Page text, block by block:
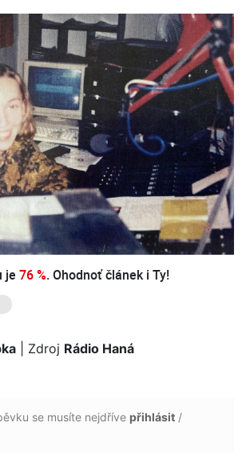
je 76 %. Ohodnoť článek i Ty!
| Zdroj Rádio Haná
se musíte nejdříve přihlásit /